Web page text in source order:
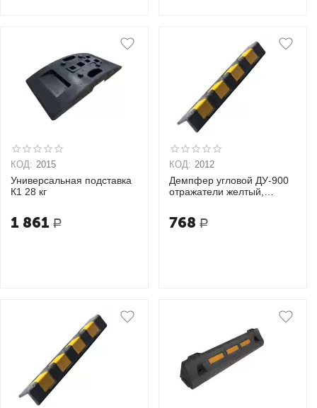
КОД: 2015
Универсальная подставка
К1 28 кг
1 861 Р
КОД: 2012
Демпфер угловой ДУ-900
отражатели желтый,
768 Р